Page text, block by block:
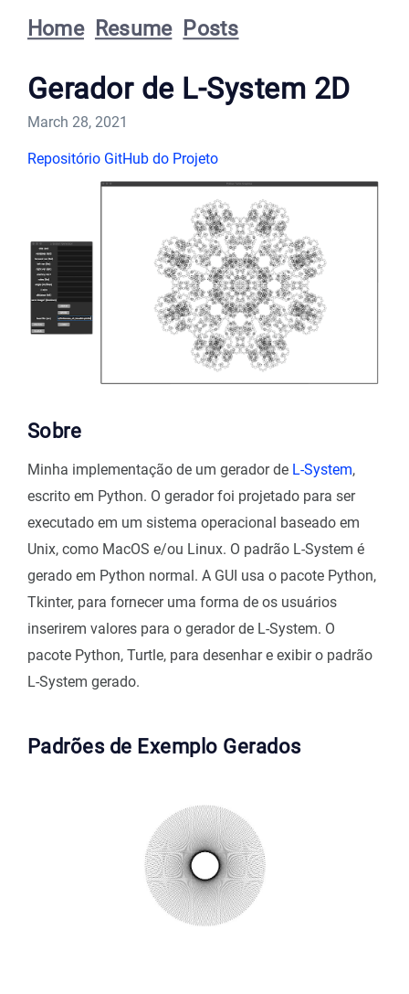
Home Resume Posts
Gerador de L-System 2D
March 28, 2021
Repositório GitHub do Projeto
Sobre
Minha implementação de um gerador de L-System,
escrito em Python. O gerador foi projetado para ser
executado em um sistema operacional baseado em
Unix, como MacOS e/ou Linux. O padrão L-System é
gerado em Python normal. A GUI usa o pacote Python,
Tkinter, para fornecer uma forma de os usuários
inserirem valores para o gerador de L-System. O
pacote Python, Turtle, para desenhar e exibir o padrão
L-System gerado.
Padrões de Exemplo Gerados